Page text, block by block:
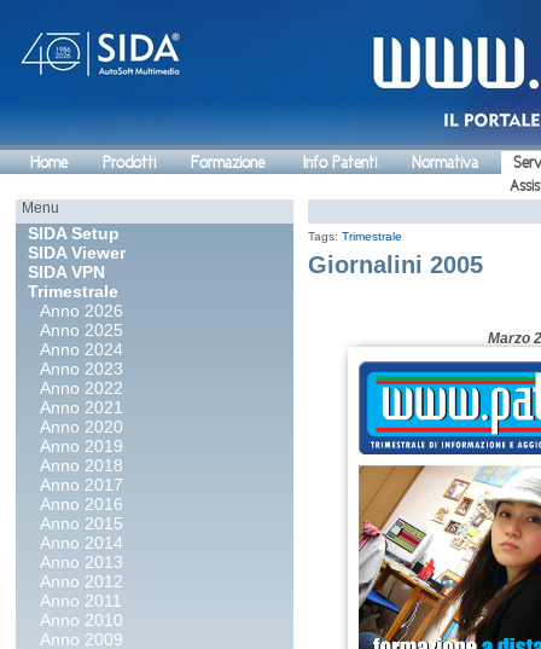
Home Prodotti Formazione Info Patenti Normativa
Menu
SIDA Setup
SIDA Viewer
SIDA VPN
Trimestrale
Anno 2026
Anno 2025
Anno 2024
Anno 2023
Anno 2022
Anno 2021
Anno 2020
Anno 2019
Anno 2018
Anno 2017
Anno 2016
Anno 2015
Anno 2014
Anno 2013
Anno 2012
Anno 2011
Anno 2010
Anno 2009
Tags: Trimestrale
Giornalini 2005
Marzo